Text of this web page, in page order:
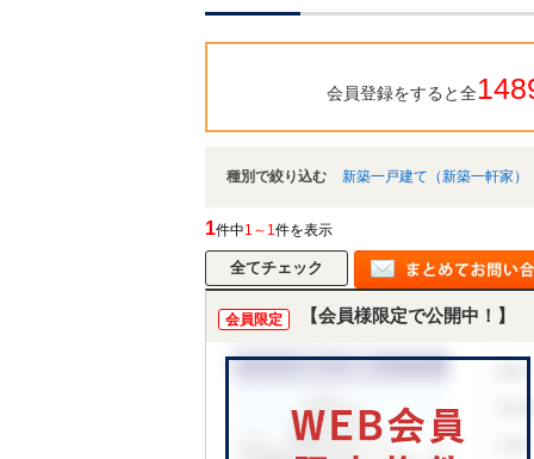
会員登録をすると全
種別で絞り込む 新築一戸建て（新築一軒家）
1件中1～1件を表示
会員限定 【会員様限定で公開中！】